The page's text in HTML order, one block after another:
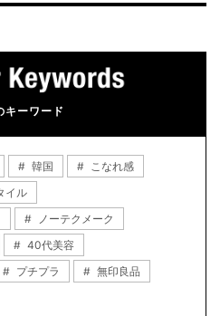
キーワード
韓国
こなれ感
イル
ノーテクメーク
40代美容
プチプラ
無印良品